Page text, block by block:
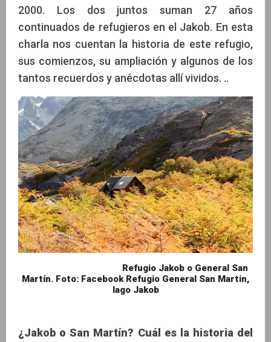
2000. Los dos juntos suman 27 años
continuados de refugieros en el Jakob. En esta
charla nos cuentan la historia de este refugio,
sus comienzos, su ampliación y algunos de los
tantos recuerdos y anécdotas allí vividos. ..
Refugio Jakob o General San
Martín. Foto: Facebook Refugio General San Martin,
lago Jakob
¿Jakob o San Martín? Cuál es la historia del